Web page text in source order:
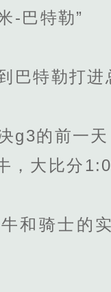
-巴特勒”
特勒打进
的前一天
，大比分1:0
骑士的实